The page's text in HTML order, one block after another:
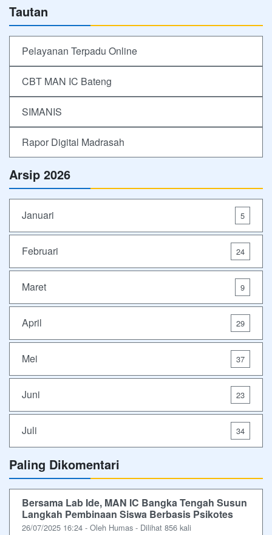
Tautan
Pelayanan Terpadu Online
CBT MAN IC Bateng
SIMANIS
Rapor Digital Madrasah
Arsip 2026
Januari 5
Februari 24
Maret 9
April 29
Mei 37
Juni 23
Juli 34
Paling Dikomentari
Bersama Lab Ide, MAN IC Bangka Tengah Susun
Langkah Pembinaan Siswa Berbasis Psikotes
26/07/2025 16:24 - Oleh Humas - Dilihat 856 kali